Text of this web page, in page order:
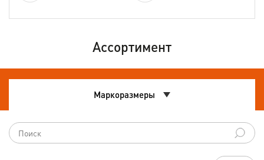
Ассортимент
Маркоразмеры